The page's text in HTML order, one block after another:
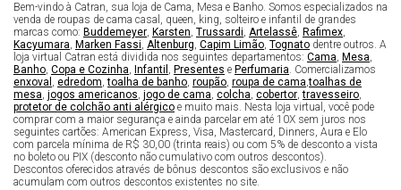
Bem-vindo à Catran, sua loja de Cama, Mesa e Banho. Somos especializados na
venda de roupas de cama casal, queen, king, solteiro e infantil de grandes
marcas como: Buddemeyer, Karsten, Trussardi, Artelassê, Rafimex,
Kacyumara, Marken Fassi, Altenburg, Capim Limão, Tognato dentre outros. A
loja virtual Catran está dividida nos seguintes departamentos: Cama, Mesa,
Banho, Copa e Cozinha, Infantil , Presentes e Perfumaria. Comercializamos
enxoval , edredom,toalha de banho, roupão, roupa de cama,toalhas de
mesa, jogos americanos, jogo de cama, colcha, cobertor,travesseiro,
protetor de colchão anti alérgico e muito mais. Nesta loja virtual, você pode
comprar com a maior segurança e ainda parcelar em até 10X sem juros nos
seguintes cartões: American Express, Visa, Mastercard, Dinners, Aura e Elo
com parcela mínima de R$ 30,00 (trinta reais) ou com 5% de desconto a vista
no boleto ou PIX (desconto não cumulativo com outros descontos).
Descontos oferecidos através de bônus descontos são exclusivos e não
acumulam com outros descontos existentes no site.